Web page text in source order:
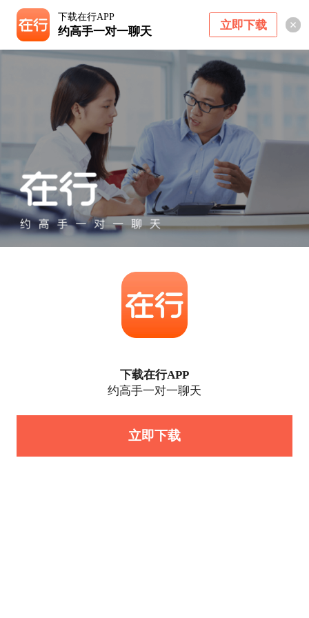
下载在行APP
约高手一对一聊天 立即下载
下载在行APP
约高手一对一聊天
立即下载